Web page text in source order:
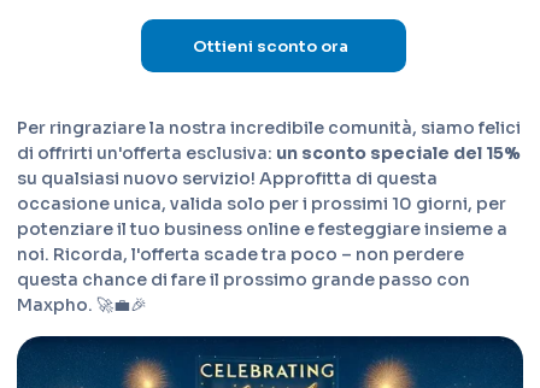
Ottieni sconto ora
Per ringraziare la nostra incredibile comunità, siamo felici
di offrirti un'offerta esclusiva: un sconto speciale del 15%
su qualsiasi nuovo servizio! Approfitta di questa
occasione unica, valida solo per i prossimi 10 giorni, per
potenziare il tuo business online e festeggiare insieme a
noi. Ricorda, l'offerta scade tra poco – non perdere
questa chance di fare il prossimo grande passo con
Maxpho. 🚀💼🎉